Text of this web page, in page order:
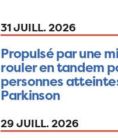
31 JUILL. 2026
Propulsé par une
rouler en tandem
personnes
Parkinson
29 JUILL. 2026